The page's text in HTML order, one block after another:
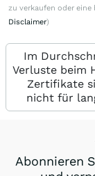
zu verkaufen oder
Disclaimer)
Im
Verluste beim
Zertifikate
nicht für
Abonnieren